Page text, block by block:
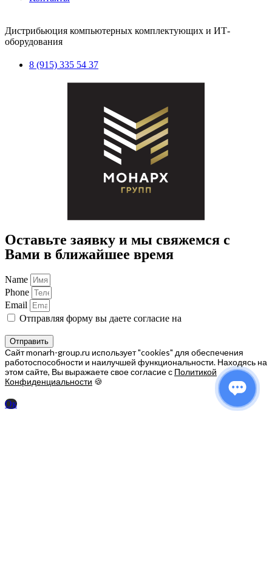
Дистрибьюция компьютерных комплектующих и ИТ-
оборудования
8 (915) 335 54 37
Оставьте заявку и мы свяжемся с
Вами в ближайшее время
Name
Phone
Email
Отправляя форму вы даете согласие на
Отправить
Сайт monarh-group.ru использует "cookies" для обеспечения
работоспособности и наилучшей функциональности. Находясь на
этом сайте, Вы выражаете свое согласие с Политикой
Конфиденциальности 🍪
Ок